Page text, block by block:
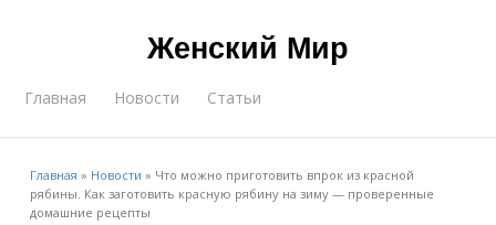
Женский Мир
Главная Новости Статьи
Главная » Новости » Что можно приготовить впрок из красной
рябины. Как заготовить красную рябину на зиму — проверенные
домашние рецепты